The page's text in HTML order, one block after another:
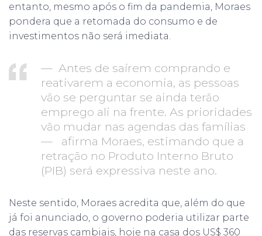
entanto, mesmo após o fim da pandemia, Moraes
pondera que a retomada do consumo e de
investimentos não será imediata.
— Antes de saírem comprando e
reativarem a economia, as pessoas
vão se perguntar se ainda terão
emprego ali na frente. As prioridades
vão mudar nas agendas das famílias
— afirma Moraes, estimando que a
retração no Produto Interno Bruto
(PIB) será expressiva neste ano.
Neste sentido, Moraes acredita que, além do que
já foi anunciado, o governo poderia utilizar parte
das reservas cambiais, hoje na casa dos US$ 360